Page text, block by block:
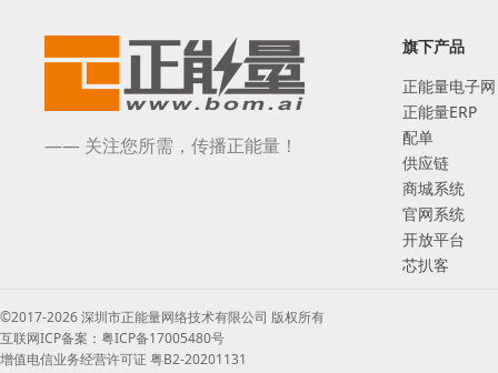
—— 关注您所需，传播正能量！
旗下产品
正能量电子网
正能量ERP
配单
供应链
商城系统
官网系统
开放平台
芯扒客
©2017-2026 深圳市正能量网络技术有限公司 版权所有
互联网ICP备案：粤ICP备17005480号
增值电信业务经营许可证 粤B2-20201131